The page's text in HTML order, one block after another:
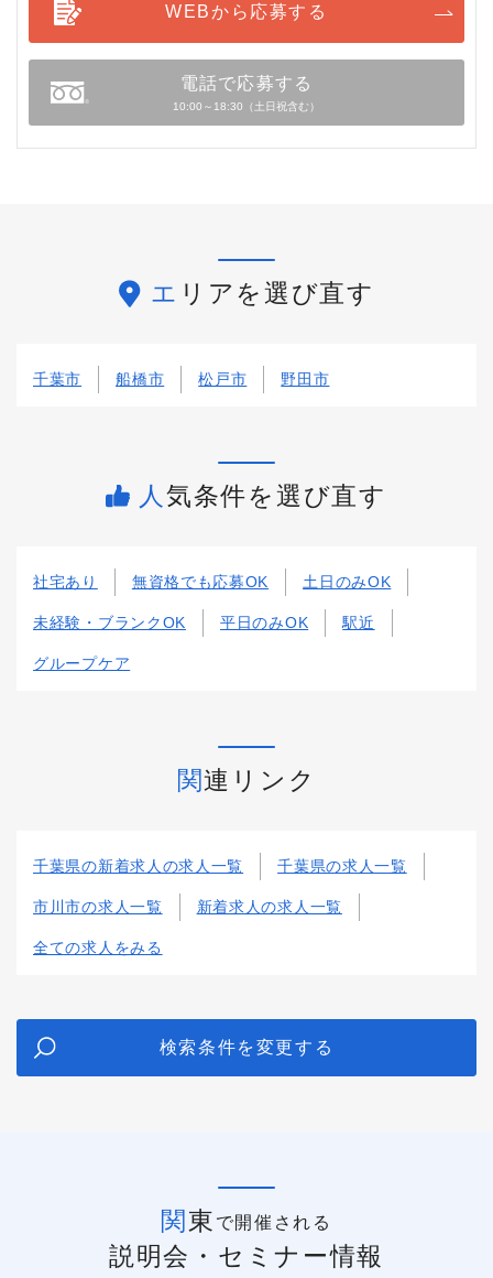
WEBから応募する
電話で応募する
10:00～18:30（土日祝含む）
エリアを選び直す
千葉市 船橋市 松戸市 野田市
人気条件を選び直す
社宅あり 無資格でも応募OK 土日のみOK
未経験・ブランクOK 平日のみOK 駅近
グループケア
関連リンク
千葉県の新着求人の求人一覧 千葉県の求人一覧
市川市の求人一覧 新着求人の求人一覧
全ての求人をみる
検索条件を変更する
関東 で開催される
説明会・セミナー情報